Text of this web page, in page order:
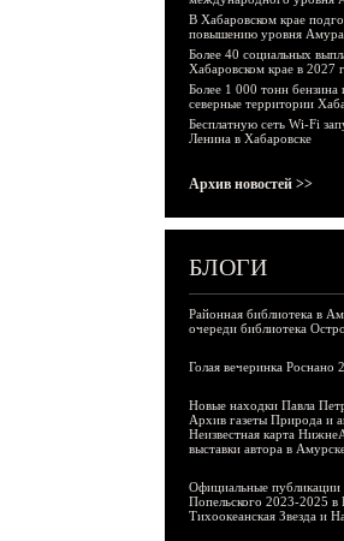
В Хабаровском крае
повышению уровня Амура
Более 40 социальных
Хабаровском крае в 2027
Более 1 000 тонн бензина
северные территории
Бесплатную сеть Wi-Fi
Ленина в Хабаровске
Архив новостей >>
БЛОГИ
Районная библиотека в
очереди библиотека
Голая вечеринка Роснано
Новые находки Павла
Архив газеты Природа и
Неизвестная карта
выставки автора в
Официальные публикации
Попельского 2023-2025 в
Тихоокеанская Звезда и